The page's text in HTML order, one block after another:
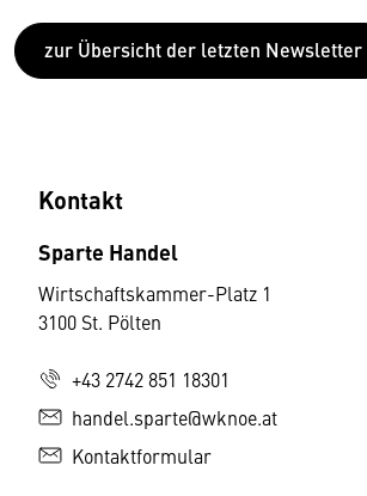
zur Übersicht der letzten Newsletter
Kontakt
Sparte Handel
Wirtschaftskammer-Platz 1
3100 St. Pölten
+43 2742 851 18301
handel.sparte@wknoe.at
Kontaktformular